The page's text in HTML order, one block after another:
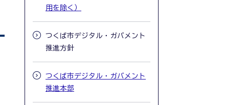
用を除く）
つくば市デジタル・ガバメント
推進方針
つくば市デジタル・ガバメント
推進本部